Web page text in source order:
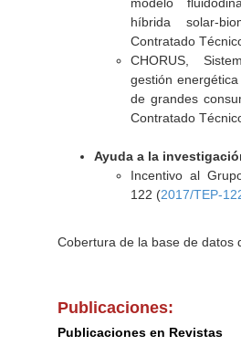
híbrida solar-
Contratado
CHORUS,
gestión
de grandes
Contratado
Ayuda a la
Incentivo al
122 (2017/TEP-
Cobertura de la base de datos
Publicaciones:
Publicaciones en Revistas